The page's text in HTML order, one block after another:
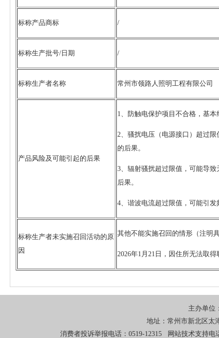
标称产品商标 /
标称生产批号/日期 /
标称生产者名称 常州市领路人照明工程有限公司
产品风险及可能引起的后果
1、防触电保护项目不合格，基
2、骚扰电压（电源接口）超过
的后果。
3、辐射骚扰超过限值，可能导
后果。
4、谐波电流超过限值，可能引
标称生产者未实施召回活动的原
因
其他不能实施召回的情形（注明
2026年1月21日，因住所无法取
主办单位
地址：常州市新北区
消费者投诉举报电话：0519-12315 网站技术支持电